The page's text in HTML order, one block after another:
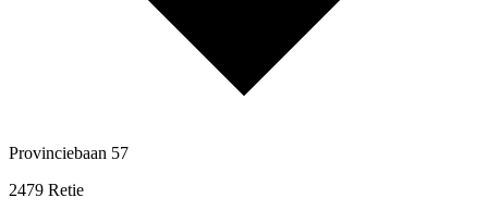
Provinciebaan 57
2479 Retie